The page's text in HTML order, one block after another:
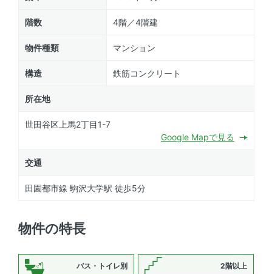
階数 4階／4階建
物件種類 マンション
構造 鉄筋コンクリート
所在地
世田谷区上馬2丁目1-7
Google Mapで見る
交通
田園都市線 駒沢大学駅 徒歩5分
物件の特長
バス・トイレ別 2階以上